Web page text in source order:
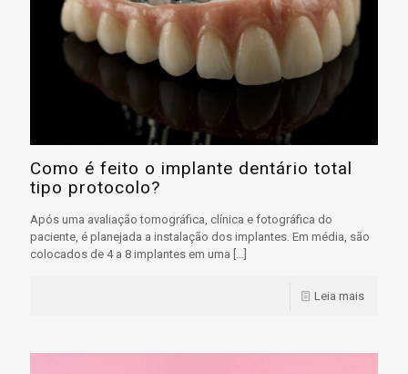
Como é feito o implante dentário total
tipo protocolo?
Após uma avaliação tomográfica, clínica e fotográfica do
paciente, é planejada a instalação dos implantes. Em média, são
colocados de 4 a 8 implantes em uma […]
Leia mais